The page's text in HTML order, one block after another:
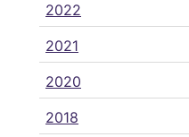
2022
2021
2020
2018